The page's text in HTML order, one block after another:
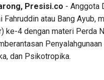
Presisi.co - Anggota
Fahruddin atau Bang Ayub,
ke-4 dengan materi Perda
dan Psikotropika.